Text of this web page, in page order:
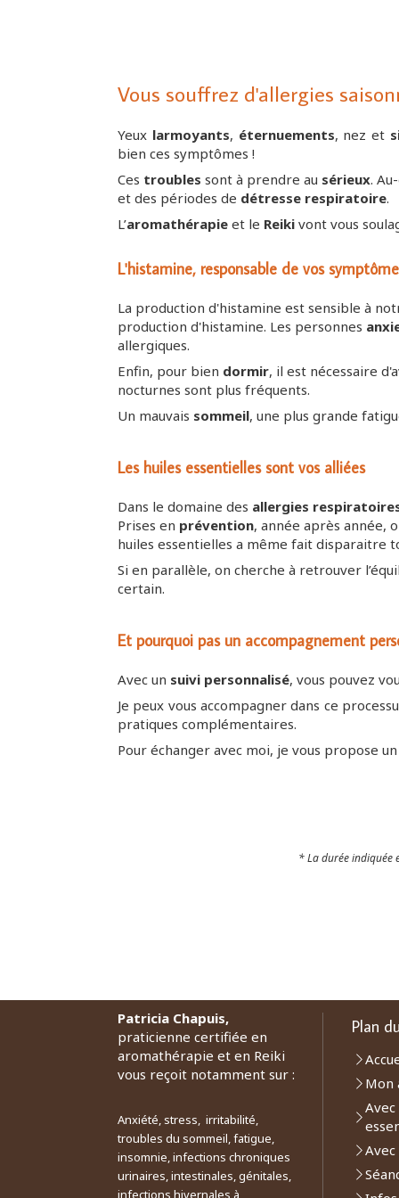
Vous souffrez d'allergies
Yeux larmoyants, éternuements, nez et
bien ces symptômes !
Ces troubles sont à prendre au sérieux.
et des périodes de détresse respiratoire.
L’aromathérapie et le Reiki vont vous
L'histamine, responsable de vos
La production d'histamine est sensible à
production d'histamine. Les personnes
allergiques.
Enfin, pour bien dormir, il est nécessaire
nocturnes sont plus fréquents.
Un mauvais sommeil, une plus grande
Les huiles essentielles sont vos alliées
Dans le domaine des allergies
Prises en prévention, année après année,
huiles essentielles a même fait disparaitre
Si en parallèle, on cherche à retrouver
certain.
Et pourquoi pas un accompagnement
Avec un suivi personnalisé, vous pouvez
Je peux vous accompagner dans ce
pratiques complémentaires.
Pour échanger avec moi, je vous propose
* La durée indiquée
Patricia Chapuis,
praticienne certifiée en
aromathérapie et en Reiki
vous reçoit notamment sur :
Anxiété, stress, irritabilité,
troubles du sommeil, fatigue,
insomnie, infections chroniques
urinaires, intestinales, génitales,
infections hivernales à
Plan
Mon